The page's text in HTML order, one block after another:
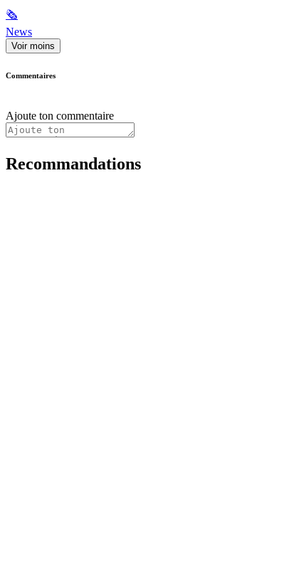
🗞
News
Voir moins
Commentaires
Ajoute ton commentaire
Recommandations